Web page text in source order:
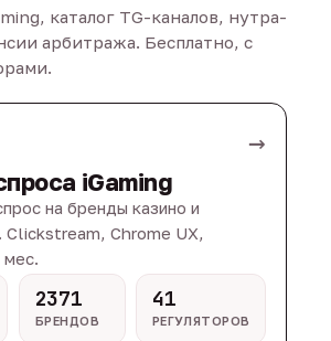
каталог TG-каналов, нутра-
арбитража. Бесплатно, с
→
iGaming
на бренды казино и
Clickstream, Chrome UX,
2371
БРЕНДОВ
41
РЕГУЛЯТОРОВ